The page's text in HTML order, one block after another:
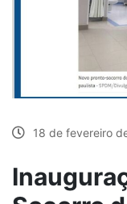
18 de fevereiro